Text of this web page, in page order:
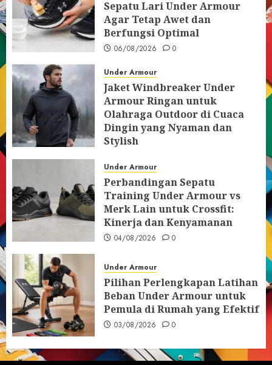
Sepatu Lari Under Armour
Agar Tetap Awet dan
Berfungsi Optimal
06/08/2026 0
Under Armour
Jaket Windbreaker Under
Armour Ringan untuk
Olahraga Outdoor di Cuaca
Dingin yang Nyaman dan
Stylish
Under Armour
Perbandingan Sepatu
Training Under Armour vs
Merk Lain untuk Crossfit:
Kinerja dan Kenyamanan
04/08/2026 0
Under Armour
Pilihan Perlengkapan Latihan
Beban Under Armour untuk
Pemula di Rumah yang Efektif
03/08/2026 0